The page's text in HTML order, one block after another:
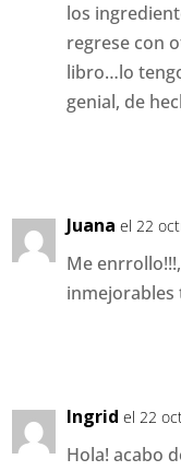
los
regrese con
libro…lo
genial, de
Juana el 22
Me
inmejorables
Ingrid el 22
Hola! acabo